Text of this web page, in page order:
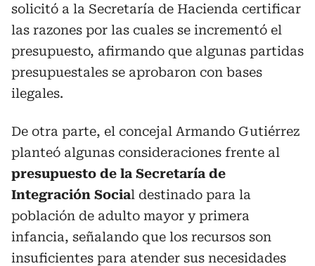
solicitó a la Secretaría de Hacienda certificar
las razones por las cuales se incrementó el
presupuesto, afirmando que algunas partidas
presupuestales se aprobaron con bases
ilegales.
De otra parte, el concejal Armando Gutiérrez
planteó algunas consideraciones frente al
presupuesto de la Secretaría de
Integración Social destinado para la
población de adulto mayor y primera
infancia, señalando que los recursos son
insuficientes para atender sus necesidades